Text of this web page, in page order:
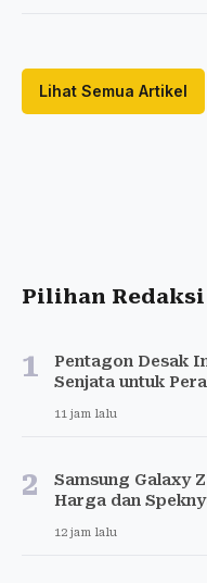
Lihat Semua Artikel
Pilihan Redaksi
1
Pentagon Desak
Senjata untuk
11 jam lalu
2
Samsung Galaxy
Harga dan
12 jam lalu